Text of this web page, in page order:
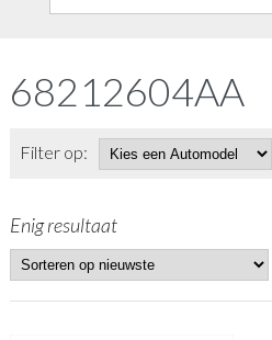
68212604AA
Filter op:
Enig resultaat